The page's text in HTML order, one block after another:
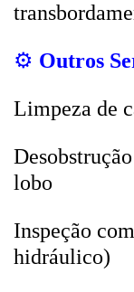
⚙️ Outros
Limpeza de
lobo
Inspeção
hidráulico)